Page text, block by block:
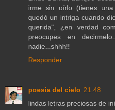
irme sin oírlo (tienes una
quedó un intriga cuando
querida", ¿en verdad
preocupes en
nadie...shhh!!
Responder
poesia del cielo 21:48
lindas letras preciosas de